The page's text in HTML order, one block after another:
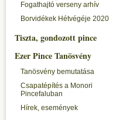
Fogathajtó verseny arhív
Borvidékek Hétvégéje 2020
Tiszta, gondozott pince
Ezer Pince Tanösvény
Tanösvény bemutatása
Csapatépítés a Monori
Pincefaluban
Hírek, események